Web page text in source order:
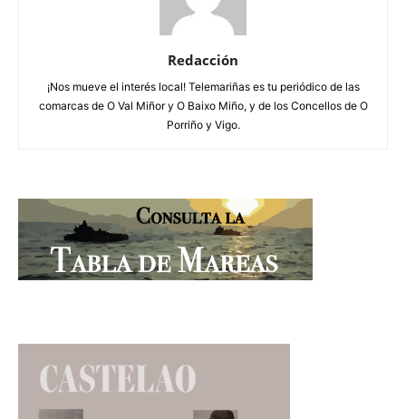
Redacción
¡Nos mueve el interés local! Telemariñas es tu periódico de las
comarcas de O Val Miñor y O Baixo Miño, y de los Concellos de O
Porriño y Vigo.